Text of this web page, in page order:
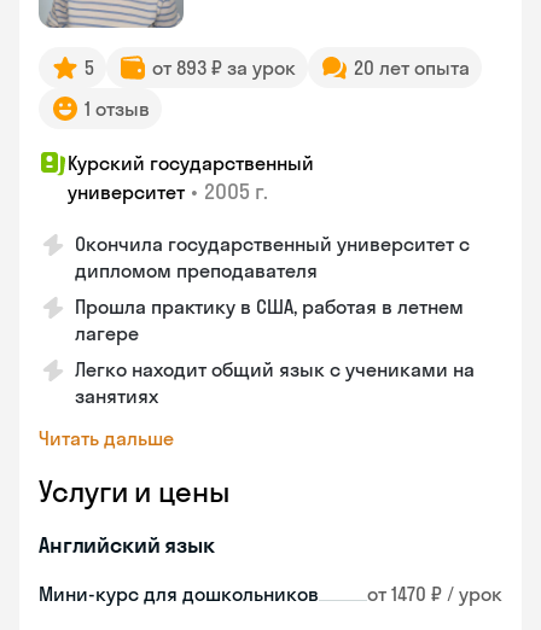
5 от 893 ₽ за урок
20 лет опыта
1 отзыв
Курский государственный
университет • 2005 г.
Окончила государственный университет с
дипломом преподавателя
Прошла практику в США, работая в летнем
лагере
Легко находит общий язык с учениками на
занятиях
Читать дальше
Услуги и цены
Английский язык
Мини-курс для дошкольников от 1470 ₽ / урок